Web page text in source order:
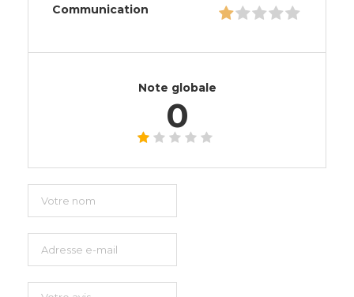
Communication
Note globale
0